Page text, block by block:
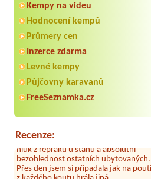
Kempy na videu
Hodnocení kempů
Průmery cen
Inzerce zdarma
Levné kempy
Půjčovny karavanů
FreeSeznamka.cz
Recenze:
Aneta Melicharová***
2026. Kemp jako takový je pěkný. V
umývárně i na WC bylo vždy čisto,
doplněný papír i utěrky, což při
množství návštěvníků není
restaurace, kebab a další občerstvení.
hluk z repráků u stanů a absolutní
Přes den jsem si připadala jak na pouti-
z každého koutu hrála jiná
hudba.Kemp pěkný, ale takový rámus